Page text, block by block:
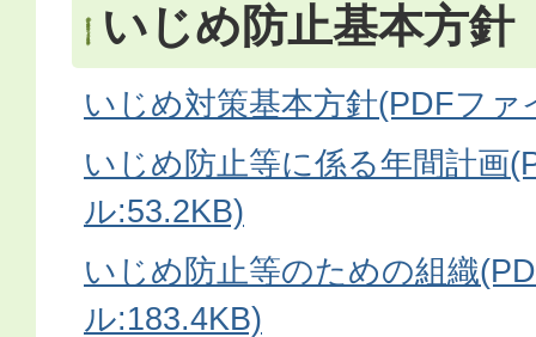
いじめ防止基本方針
いじめ対策基本方針(PDFファ
いじめ防止等に係る年間計画
ル:53.2KB)
いじめ防止等のための組織
ル:183.4KB)